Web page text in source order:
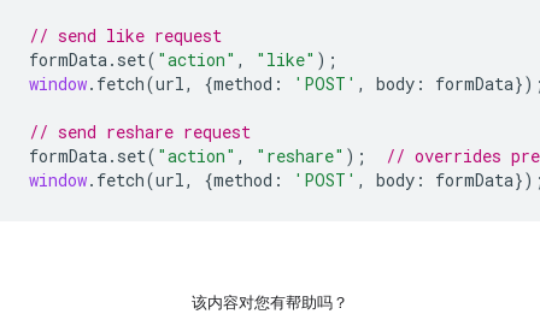
// send like request
formData. set( "action" , "like" );
window. fetch(url, {method : 'POST' , body : formData
// send reshare request
formData. set( "action" , "reshare" );
// overrides
window. fetch(url, {method : 'POST' , body : formData
该内容对您有帮助吗？